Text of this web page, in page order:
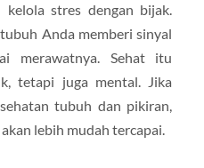
stres dengan bijak.
Anda memberi sinyal
merawatnya. Sehat itu
tetapi juga mental. Jika
tubuh dan pikiran,
lebih mudah tercapai.